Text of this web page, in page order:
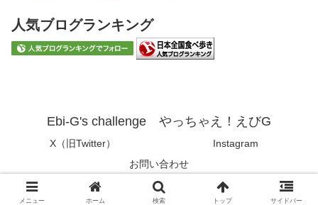
人気ブログランキング
Ebi-G's challenge やっちゃえ！えびG
X（旧Twitter）
Instagram
お問い合わせ
© 2019 Ebi-G's challenge やっちゃえ！えびG.
メニュー ホーム 検索 トップ サイドバー